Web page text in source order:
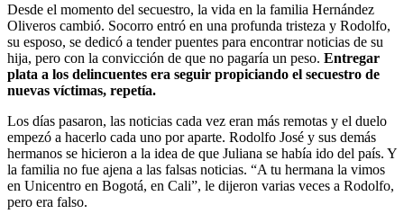
Desde el momento del secuestro, la vida en la familia Hernández
Oliveros cambió. Socorro entró en una profunda tristeza y Rodolfo,
su esposo, se dedicó a tender puentes para encontrar noticias de su
hija, pero con la convicción de que no pagaría un peso. Entregar
plata a los delincuentes era seguir propiciando el secuestro de
nuevas víctimas, repetía.
Los días pasaron, las noticias cada vez eran más remotas y el duelo
empezó a hacerlo cada uno por aparte. Rodolfo José y sus demás
hermanos se hicieron a la idea de que Juliana se había ido del país. Y
la familia no fue ajena a las falsas noticias. “A tu hermana la vimos
en Unicentro en Bogotá, en Cali”, le dijeron varias veces a Rodolfo,
pero era falso.